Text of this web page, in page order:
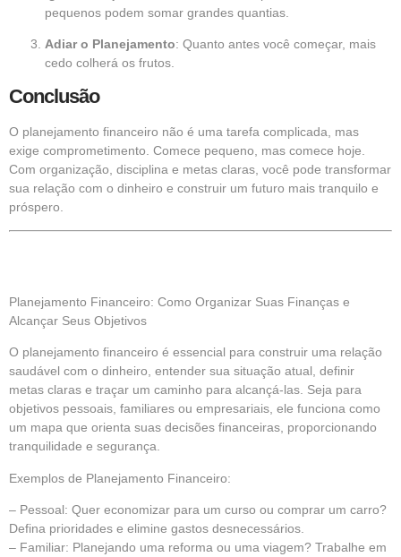
pequenos podem somar grandes quantias.
Adiar o Planejamento: Quanto antes você começar, mais
cedo colherá os frutos.
Conclusão
O planejamento financeiro não é uma tarefa complicada, mas
exige comprometimento. Comece pequeno, mas comece hoje.
Com organização, disciplina e metas claras, você pode transformar
sua relação com o dinheiro e construir um futuro mais tranquilo e
próspero.
Planejamento Financeiro: Como Organizar Suas Finanças e
Alcançar Seus Objetivos
O planejamento financeiro é essencial para construir uma relação
saudável com o dinheiro, entender sua situação atual, definir
metas claras e traçar um caminho para alcançá-las. Seja para
objetivos pessoais, familiares ou empresariais, ele funciona como
um mapa que orienta suas decisões financeiras, proporcionando
tranquilidade e segurança.
Exemplos de Planejamento Financeiro:
– Pessoal: Quer economizar para um curso ou comprar um carro?
Defina prioridades e elimine gastos desnecessários.
– Familiar: Planejando uma reforma ou uma viagem? Trabalhe em